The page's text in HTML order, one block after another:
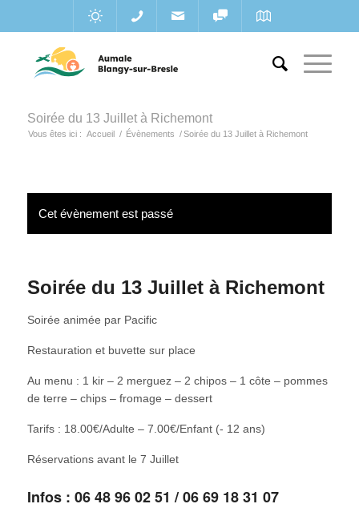
Soirée du 13 Juillet à Richemont
Vous êtes ici : Accueil / Évènements / Soirée du 13 Juillet à Richemont
Cet évènement est passé
Soirée du 13 Juillet à Richemont
Soirée animée par Pacific
Restauration et buvette sur place
Au menu : 1 kir – 2 merguez – 2 chipos – 1 côte – pommes
de terre – chips – fromage – dessert
Tarifs : 18.00€/Adulte – 7.00€/Enfant (- 12 ans)
Réservations avant le 7 Juillet
Infos : 06 48 96 02 51 / 06 69 18 31 07